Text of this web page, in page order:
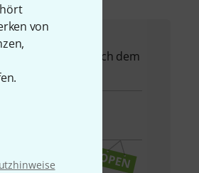
von
und Problemen nach dem